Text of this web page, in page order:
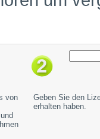
von
Geben Sie den
erhalten haben.